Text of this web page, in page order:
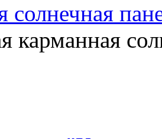
солнечная
карманная